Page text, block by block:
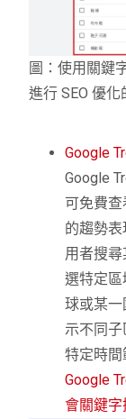
圖：使用關鍵
進行 SEO 優
Google
Google
可免費
的趨勢
用者搜
選特定
球或某
示不同
特定時間
Google
會關鍵字